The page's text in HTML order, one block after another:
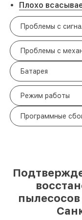
Плохо
Проблемы с
Проблемы с
Батарея
Режим работы
Программные